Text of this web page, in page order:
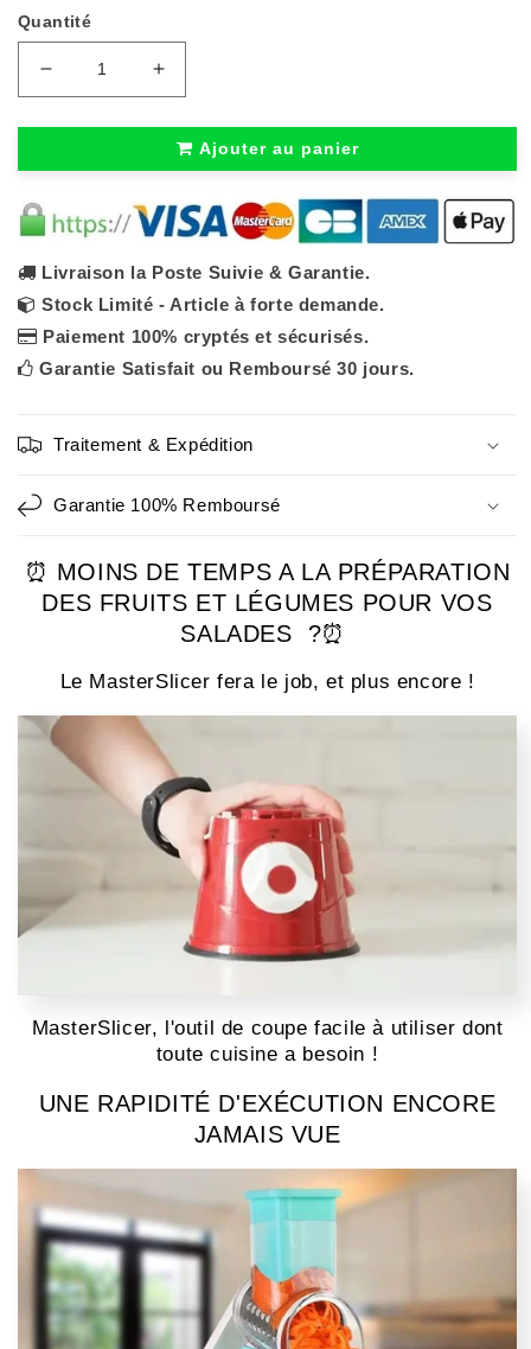
Quantité
Réduire
la
-
3
en
Augmenter
la
MasterSlicer™
-
3
en
Ajouter au panier
Livraison la Poste Suivie & Garantie.
Stock Limité - Article à forte demande.
Paiement 100% cryptés et sécurisés.
Garantie Satisfait ou Remboursé 30 jours.
Traitement & Expédition
Garantie 100% Remboursé
⏰ MOINS DE TEMPS A LA PRÉPARATION
DES FRUITS ET LÉGUMES POUR VOS
SALADES
?⏰
Le MasterSlicer fera le job, et plus encore !
MasterSlicer, l'outil de coupe facile à utiliser dont
toute cuisine a besoin !
UNE RAPIDITÉ D'EXÉCUTION ENCORE
JAMAIS VUE